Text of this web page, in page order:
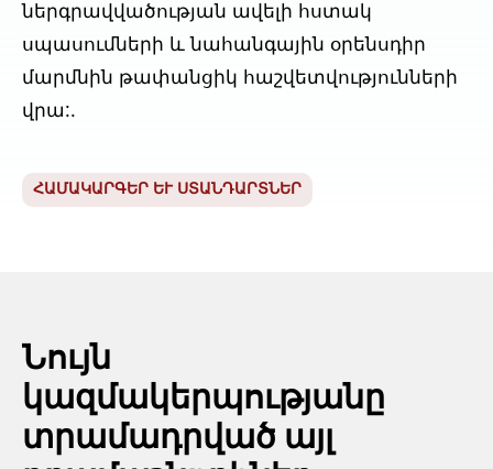
ներգրավվածության ավելի հստակ
սպասումների և նահանգային օրենսդիր
մարմնին թափանցիկ հաշվետվությունների
վրա:.
ՀԱՄԱԿԱՐԳԵՐ ԵՒ ՍՏԱՆԴԱՐՏՆԵՐ
Նույն
կազմակերպությանը
տրամադրված այլ